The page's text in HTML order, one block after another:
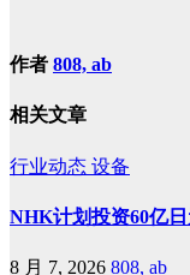
作者 808, ab
相关文章
行业动态 设备
NHK计划投资60亿
8 月 7, 2026 808, ab